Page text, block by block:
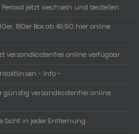
jetzt wechseln und bestellen
180er Box ab 49,90 hier online
versandkostenfrei online verfügbar
- Info -
günstig versandkostenfrei online
Sicht in jeder Entfernung